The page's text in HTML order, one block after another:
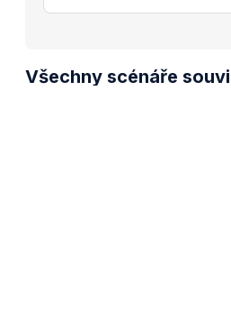
Všechny scénáře